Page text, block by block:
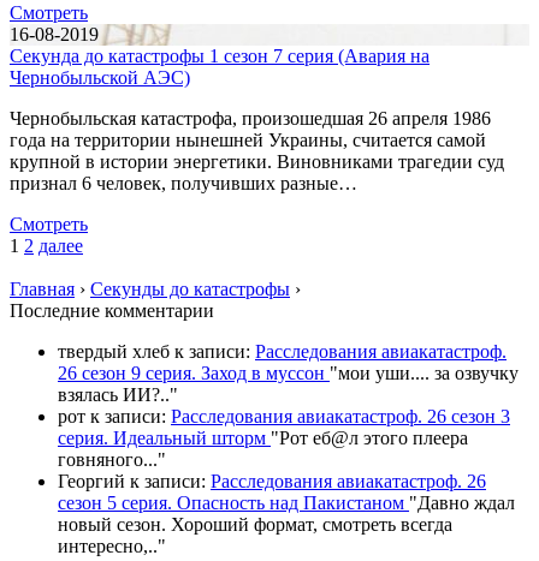
Смотреть
16-08-2019
Секунда до катастрофы 1 сезон 7 серия (Авария на
Чернобыльской АЭС)
Чернобыльская катастрофа, произошедшая 26 апреля 1986
года на территории нынешней Украины, считается самой
крупной в истории энергетики. Виновниками трагедии суд
признал 6 человек, получивших разные…
Смотреть
1 2 далее
Главная › Секунды до катастрофы ›
Последние комментарии
твердый хлеб к записи: Расследования авиакатастроф.
26 сезон 9 серия. Заход в муссон "мои уши.... за озвучку
взялась ИИ?.."
рот к записи: Расследования авиакатастроф. 26 сезон 3
серия. Идеальный шторм "Рот еб@л этого плеера
говняного..."
Георгий к записи: Расследования авиакатастроф. 26
сезон 5 серия. Опасность над Пакистаном "Давно ждал
новый сезон. Хороший формат, смотреть всегда
интересно,.."